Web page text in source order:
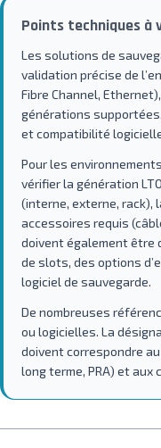
Points techniques
Les solutions de
validation précise de
Fibre Channel,
générations
et compatibilité
Pour les
vérifier la génération
(interne, externe, rack),
accessoires requis
doivent également être
de slots, des options
logiciel de sauvegarde.
De nombreuses
ou logicielles. La
doivent correspondre
long terme, PRA) et